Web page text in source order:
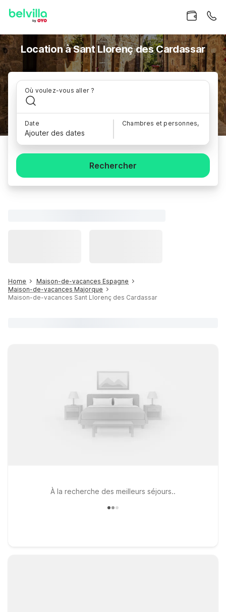
Location à Sant Llorenç des Cardassar
Où voulez-vous aller ?
Date
Ajouter des dates
Chambres et personnes,
Rechercher
Home
Maison-de-vacances Espagne
Maison-de-vacances Majorque
Maison-de-vacances Sant Llorenç des Cardassar
À la recherche des meilleurs séjours..